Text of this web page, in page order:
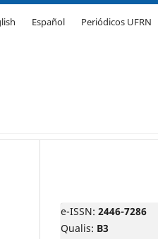
Español Periódicos UFRN
e-ISSN: 2446-7286
Qualis: B3